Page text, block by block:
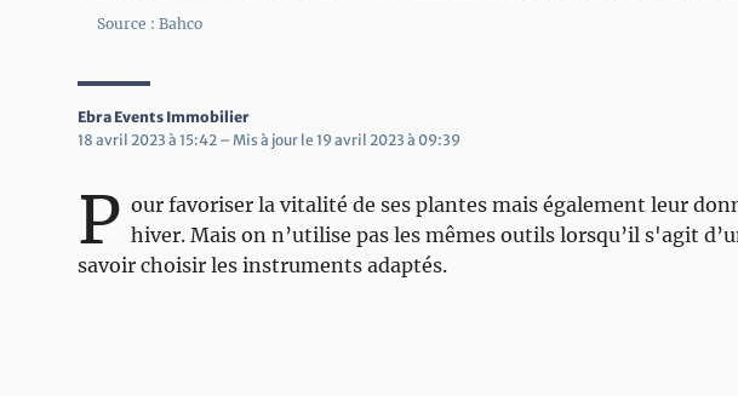
Source : Bahco
Ebra Events Immobilier
18 avril 2023 à 15:42 – Mis à jour le 19 avril 2023 à 09:39
P our favoriser la vitalité de ses plantes mais également leur
hiver. Mais on n’utilise pas les mêmes outils lorsqu’il s'agit
savoir choisir les instruments adaptés.